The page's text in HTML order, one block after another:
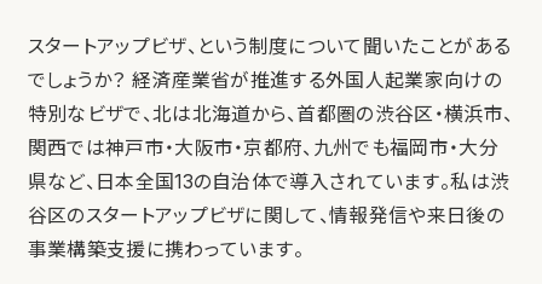
スタートアップビザ、という制度について聞いたことがある
でしょうか？ 経済産業省が推進する外国人起業家向けの
特別なビザで、北は北海道から、首都圏の渋谷区・横浜市、
関西では神戸市・大阪市・京都府、九州でも福岡市・大分
県など、日本全国13の自治体で導入されています。私は渋
谷区のスタートアップビザに関して、情報発信や来日後の
事業構築支援に携わっています。